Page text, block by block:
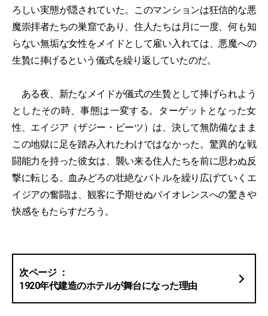
ろしい実態が隠されていた。このマンションは狂信的な悪
魔崇拝者たちの巣窟であり、住人たちは月に一度、何も知
らない無垢な女性をメイドとして雇い入れては、悪魔への
生贄に捧げるという儀式を繰り返していたのだ。
ある夜、新たなメイドが儀式の生贄として捧げられよう
としたその時、事態は一変する。ターゲットとなった女
性、エイジア（ザジー・ビーツ）は、決して無防備なまま
この地獄に足を踏み入れたわけではなかった。驚異的な戦
闘能力を持った彼女は、襲い来る住人たちを前に思わぬ反
撃に転じる。血みどろの壮絶なバトルを繰り広げていくエ
イジアの奮闘は、観客に予期せぬバイオレンスへの驚きや
快感をもたらすだろう。
1920年代建造のホテルが舞台になった理由